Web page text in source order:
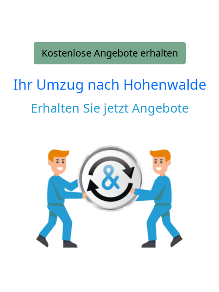
Kostenlose Angebote erhalten
Ihr Umzug nach Hohenwalde
Erhalten Sie jetzt Angebote